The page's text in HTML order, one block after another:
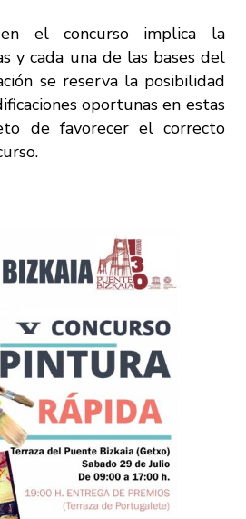
el concurso implica la
y cada una de las bases del
se reserva la posibilidad
oportunas en estas
de favorecer el correcto